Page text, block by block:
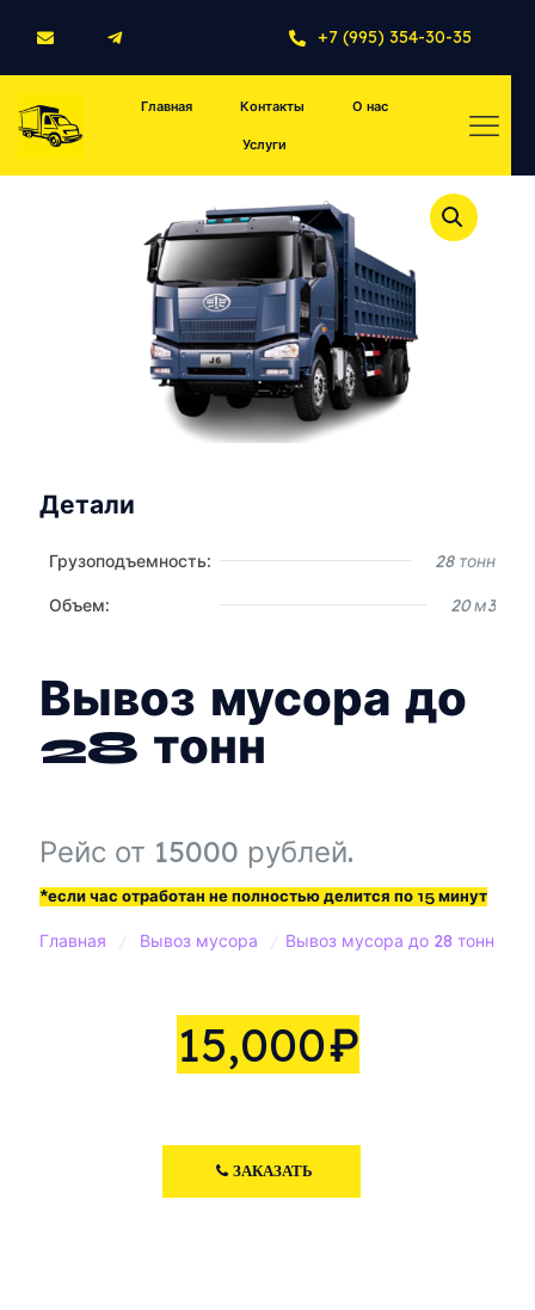
+7 (995) 354-30-35
Главная Контакты О нас
Услуги
Детали
Грузоподъемность: 28 тонн
Объем: 20 м3
Вывоз мусора до
28 тонн
Рейс от 15000 рублей.
*если час отработан не полностью делится по 15 минут
Главная / Вывоз мусора / Вывоз мусора до 28 тонн
15,000₽
ЗАКАЗАТЬ